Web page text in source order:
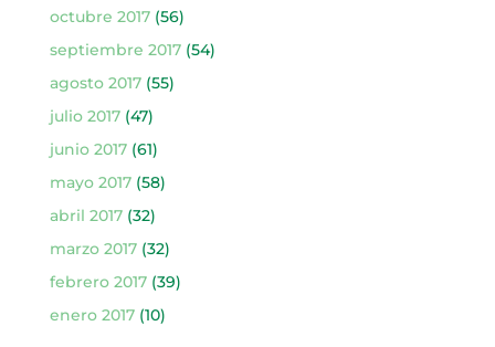
octubre 2017(56)
septiembre 2017(54)
agosto 2017(55)
julio 2017(47)
junio 2017(61)
mayo 2017(58)
abril 2017(32)
marzo 2017(32)
febrero 2017(39)
enero 2017(10)